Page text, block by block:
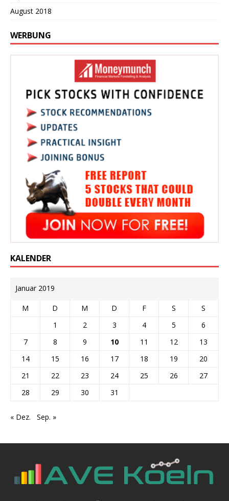
August 2018
WERBUNG
KALENDER
Januar 2019
M D M D F S
S
1
2 3 4 5
6
7
8 9 10 11 12
13
14
15 16 17 18 19
20
21
22 23 24 25 26
27
28
29 30 31
« Dez. Sep. »